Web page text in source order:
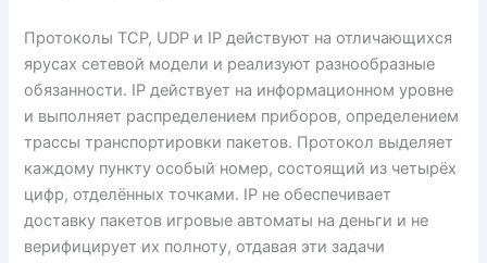
Протоколы TCP, UDP и IP действуют на отличающихся
ярусах сетевой модели и реализуют разнообразные
обязанности. IP действует на информационном уровне
и выполняет распределением приборов, определением
трассы транспортировки пакетов. Протокол выделяет
каждому пункту особый номер, состоящий из четырёх
цифр, отделённых точками. IP не обеспечивает
доставку пакетов игровые автоматы на деньги и не
верифицирует их полноту, отдавая эти задачи